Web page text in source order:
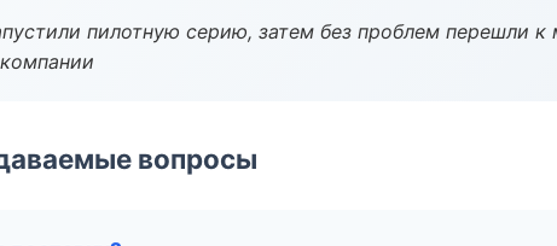
пилотную серию, затем без проблем перешли к
вопросы